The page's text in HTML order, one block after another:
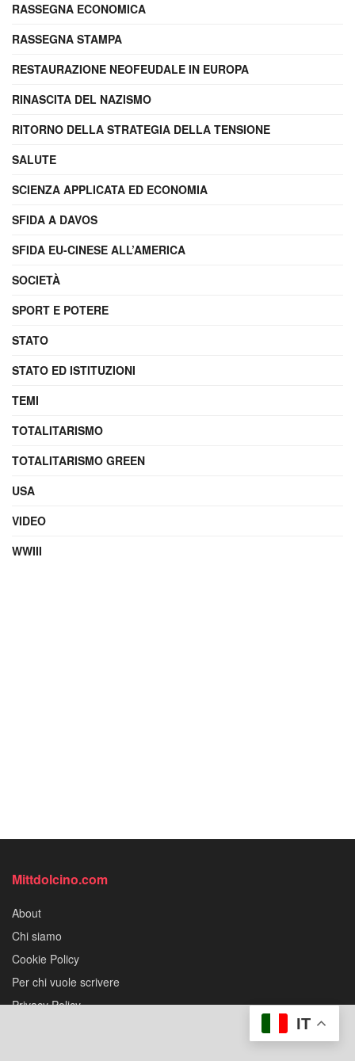
RASSEGNA ECONOMICA
RASSEGNA STAMPA
RESTAURAZIONE NEOFEUDALE IN EUROPA
RINASCITA DEL NAZISMO
RITORNO DELLA STRATEGIA DELLA TENSIONE
SALUTE
SCIENZA APPLICATA ED ECONOMIA
SFIDA A DAVOS
SFIDA EU-CINESE ALL’AMERICA
SOCIETÀ
SPORT E POTERE
STATO
STATO ED ISTITUZIONI
TEMI
TOTALITARISMO
TOTALITARISMO GREEN
USA
VIDEO
WWIII
Mittdolcino.com
About
Chi siamo
Cookie Policy
Per chi vuole scrivere
Privacy Policy
IT